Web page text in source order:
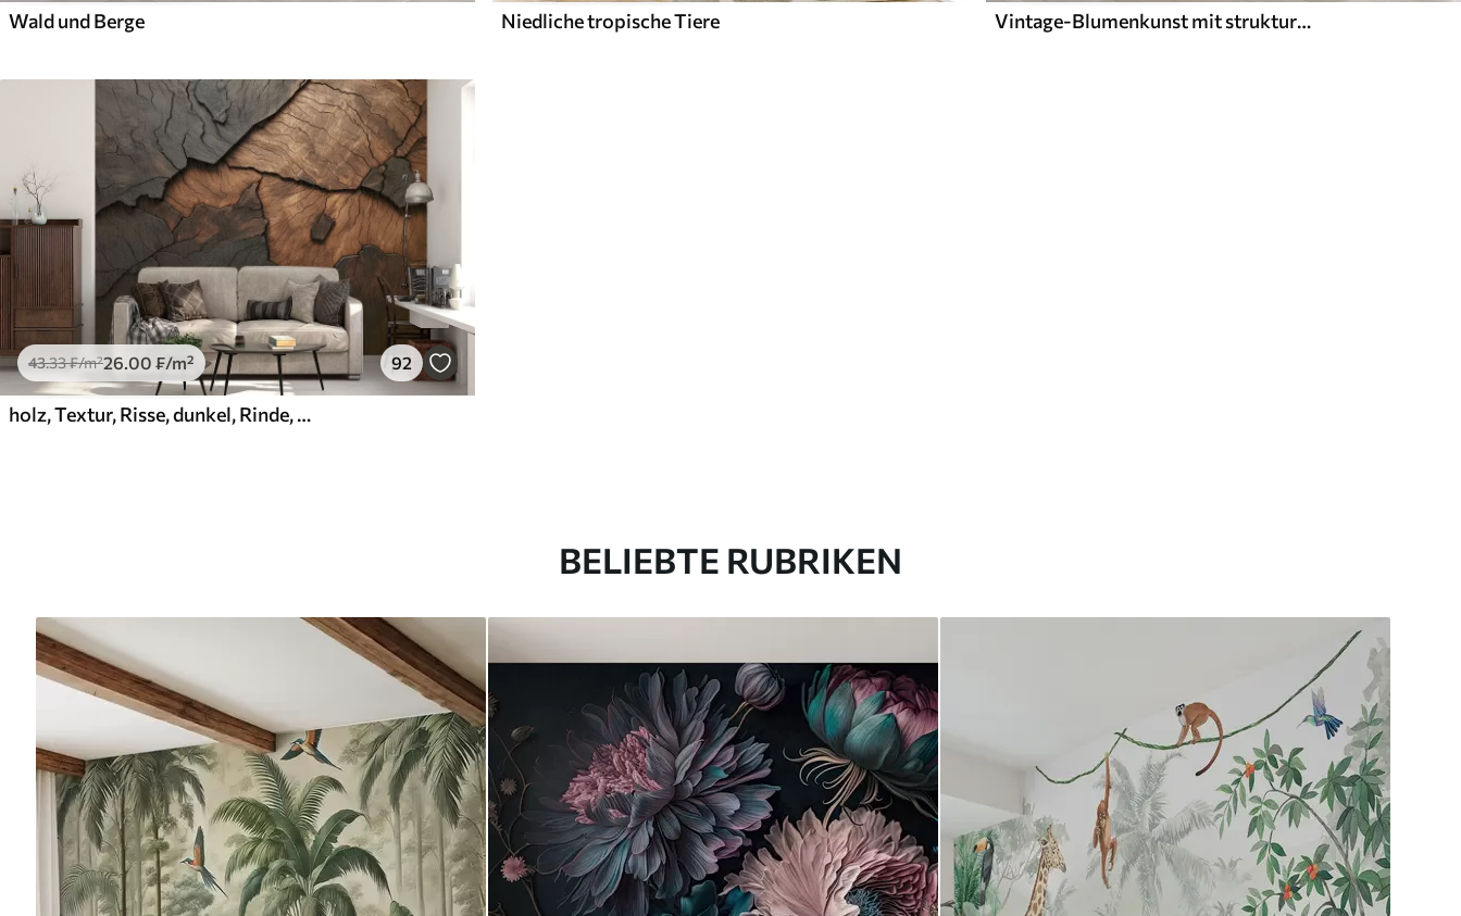
Wald und Berge Niedliche tropische Tiere Vintage-Blumenkunst mit strukturierter Oberfläche, zarten Gartenblumen und Blattillustrationen im Zeichenstil, sanften Pastelltönen in Beige und Sepia
43.33₣/m²26.00 ₣/m² 92
holz, Textur, Risse, dunkel, Rinde, Oberfläche
BELIEBTE RUBRIKEN